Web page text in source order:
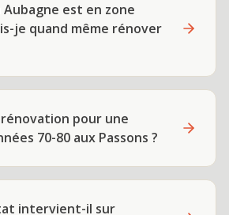
est en zone
je quand même rénover
pour une
70-80 aux Passons ?
intervient-il sur